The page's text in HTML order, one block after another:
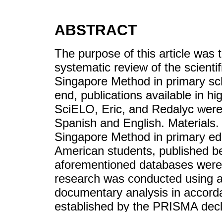
ABSTRACT
The purpose of this article was
systematic review of the
Singapore Method in primary
end, publications available in
SciELO, Eric, and Redalyc
Spanish and English.
Singapore Method in primary
American students, published
aforementioned databases
research was conducted using
documentary analysis in
established by the PRISMA